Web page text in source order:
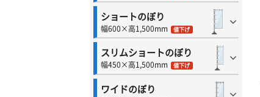
ショートのぼり
幅600×高1,500mm 値下げ
スリムショートのぼり
幅450×高1,500mm 値下げ
ワイドのぼり